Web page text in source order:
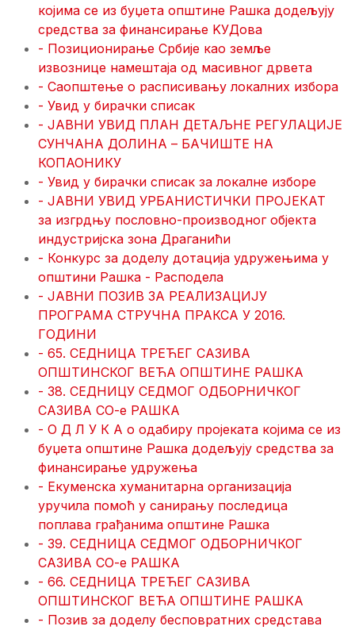
којима се из буџета општине Рашка додељују
средства за финансирање KУДова
- Позиционирање Србије као земље
извознице намештаја од масивног дрвета
- Саопштење о расписивању локалних избора
- Увид у бирачки списак
- ЈАВНИ УВИД ПЛАН ДЕТАЉНЕ РЕГУЛАЦИЈЕ
СУНЧАНА ДОЛИНА – БАЧИШТЕ НА
КОПАОНИКУ
- Увид у бирачки списак за локалне изборе
- ЈАВНИ УВИД УРБАНИСТИЧКИ ПРОЈЕКАТ
за изгрдњу пословно-производног објекта
индустријска зона Драганићи
- Конкурс за доделу дотација удружењима у
општини Рашка - Расподела
- ЈАВНИ ПОЗИВ ЗА РЕАЛИЗАЦИЈУ
ПРОГРАМА СТРУЧНА ПРАКСА У 2016.
ГОДИНИ
- 65. СЕДНИЦА ТРЕЋЕГ САЗИВА
ОПШТИНСКОГ ВЕЋА ОПШТИНЕ РАШКА
- 38. СЕДНИЦУ СЕДМОГ ОДБОРНИЧКОГ
САЗИВА СО-е РАШКА
- О Д Л У К А о одабиру пројеката којима се из
буџета општине Рашка додељују средства за
финансирање удружења
- Екуменска хуманитарна организација
уручила помоћ у санирању последица
поплава грађанима општине Рашка
- 39. СЕДНИЦА СЕДМОГ ОДБОРНИЧКОГ
САЗИВА СО-е РАШКА
- 66. СЕДНИЦА ТРЕЋЕГ САЗИВА
ОПШТИНСКОГ ВЕЋА ОПШТИНЕ РАШКА
- Позив за доделу бесповратних средстава